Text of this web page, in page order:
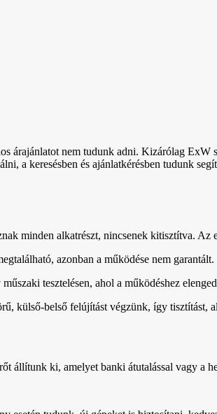
árajánlatot nem tudunk adni. Kizárólag ExW
a keresésben és ajánlatkérésben tudunk
minden alkatrészt, nincsenek kitisztítva.
azonban a működése nem garantált.
tesztelésen, ahol a működéshez
külső-belső felújítást végzünk, így tisztítást,
állítunk ki, amelyet banki átutalással vagy a